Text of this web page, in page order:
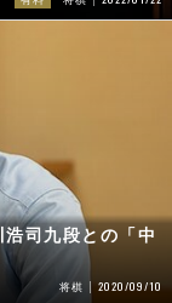
司九段との「中
将棋 2020/09/10